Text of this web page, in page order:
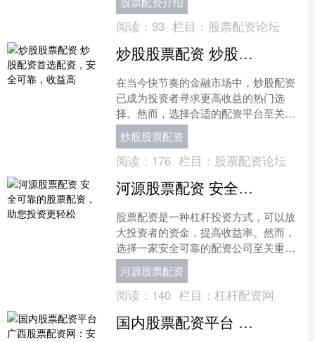
风险：**....
阅读： 93 栏目： 股票配资论坛
炒股股票配资 炒股配资首选配资，安全可靠，收益高
在当今快节奏的金融市场中，炒股配资
已成为投资者寻求更高收益的热门选
择。然而，选择合适的配资平台至关重
要炒股股票配资，以确保您的资金安全
和收益最大化。 平台资质是....
炒股股票配资
阅读： 176 栏目： 股票配资论坛
河源股票配资 安全可靠的股票配资，助您投资更轻松
股票配资是一种杠杆投资方式，可以放
大投资者的资金，提高收益率。然而，
选择一家安全可靠的配资公司至关重
要，以保障资金安全和投资收益。 * **
低利率配资：**年化....
河源股票配资
阅读： 140 栏目： 杠杆配资网
国内股票配资平台 广西股票配资网：安全可靠，助力投资